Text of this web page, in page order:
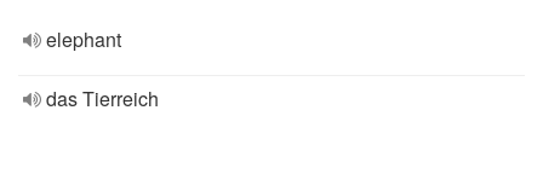
elephant
das Tierreich